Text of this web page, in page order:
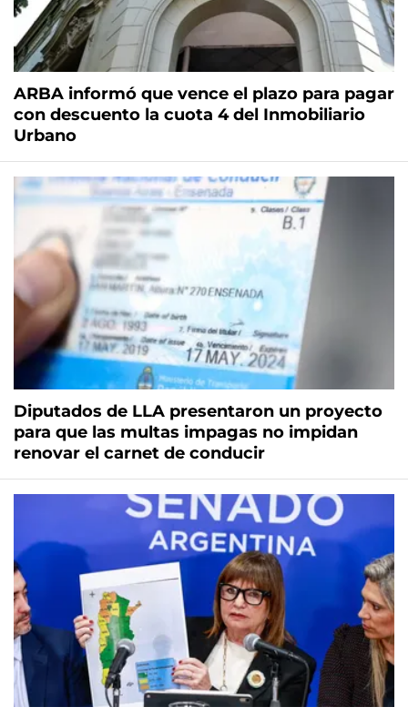
ARBA informó que vence el plazo para pagar
con descuento la cuota 4 del Inmobiliario
Urbano
Diputados de LLA presentaron un proyecto
para que las multas impagas no impidan
renovar el carnet de conducir